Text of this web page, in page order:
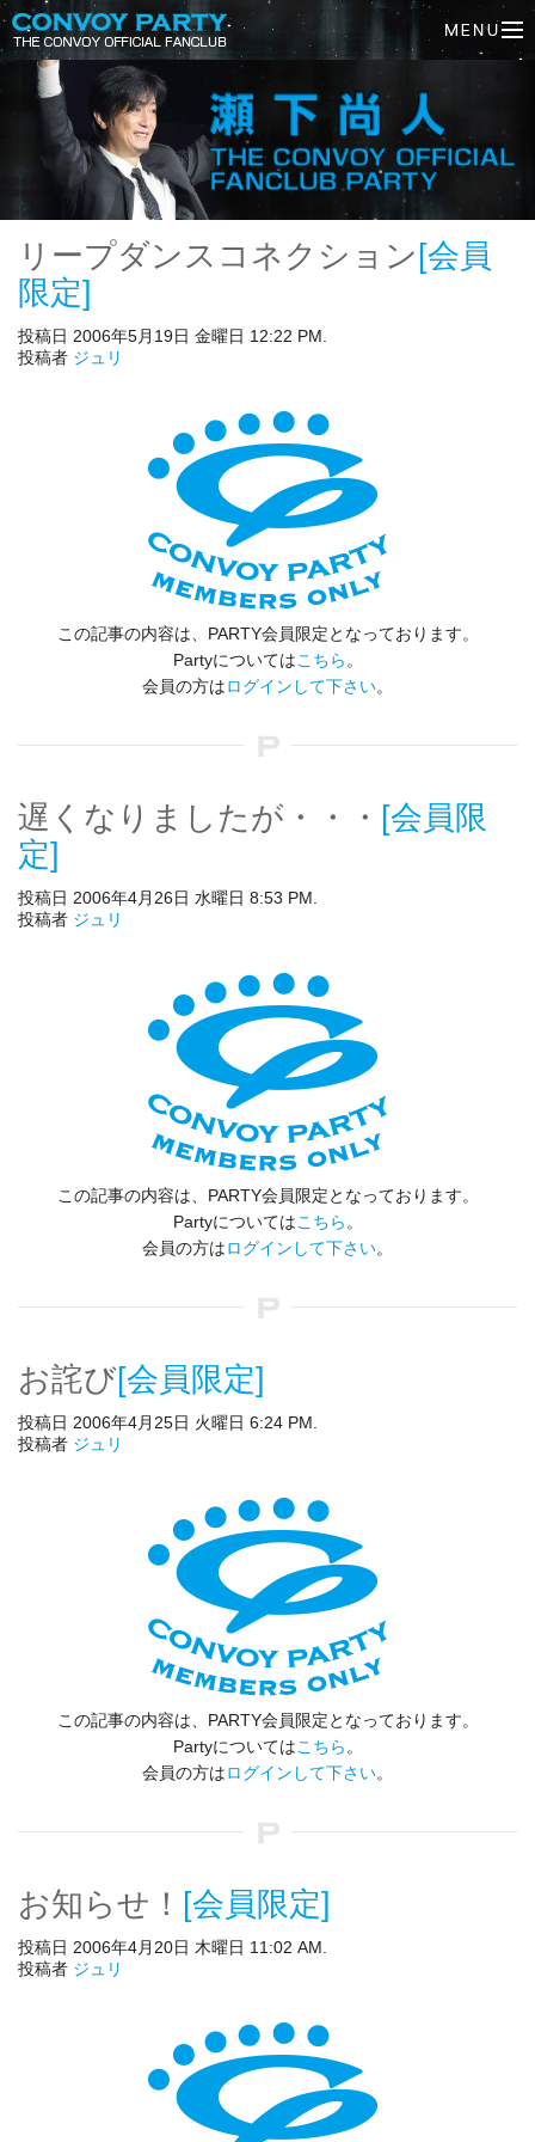
リープダンスコネクション [会員
限定]
投稿日 2006年5月19日 金曜日 12:22 PM.
投稿者 ジュリ
この記事の内容は、PARTY会員限定となっております。
Partyについてはこちら 。
会員の方はログインして下さい。
遅くなりましたが・・・ [会員限
定]
投稿日 2006年4月26日 水曜日 8:53 PM.
投稿者 ジュリ
この記事の内容は、PARTY会員限定となっております。
Partyについてはこちら 。
会員の方はログインして下さい。
お詫び[会員限定]
投稿日 2006年4月25日 火曜日 6:24 PM.
投稿者 ジュリ
この記事の内容は、PARTY会員限定となっております。
Partyについてはこちら 。
会員の方はログインして下さい。
お知らせ！ [会員限定]
投稿日 2006年4月20日 木曜日 11:02 AM.
投稿者 ジュリ